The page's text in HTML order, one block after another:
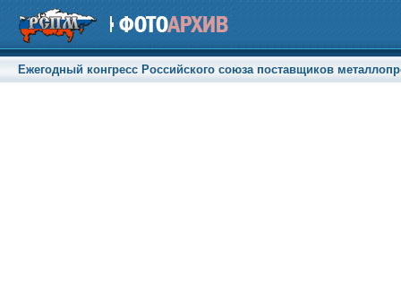
Ежегодный конгресс Российского союза поставщиков